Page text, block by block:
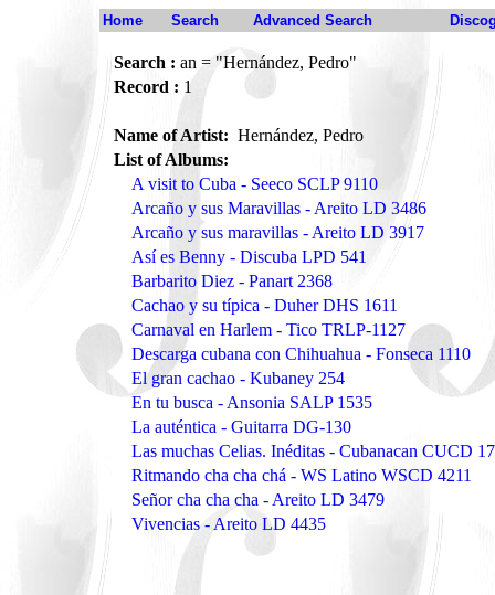
Home Search Advanced Search
Search : an = "Hernández, Pedro"
Record : 1
Name of Artist: Hernández, Pedro
List of Albums:
A visit to Cuba - Seeco SCLP 9110
Arcaño y sus Maravillas - Areito LD 3486
Arcaño y sus maravillas - Areito LD 3917
Así es Benny - Discuba LPD 541
Barbarito Diez - Panart 2368
Cachao y su típica - Duher DHS 1611
Carnaval en Harlem - Tico TRLP-1127
Descarga cubana con Chihuahua - Fonseca 1110
El gran cachao - Kubaney 254
En tu busca - Ansonia SALP 1535
La auténtica - Guitarra DG-130
Las muchas Celias. Inéditas - Cubanacan CUCD
Ritmando cha cha chá - WS Latino WSCD 4211
Señor cha cha cha - Areito LD 3479
Vivencias - Areito LD 4435